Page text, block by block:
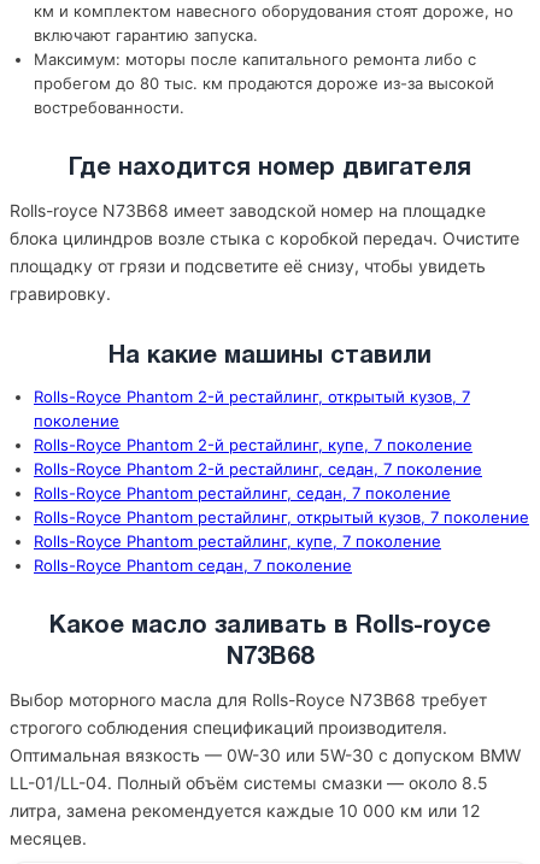
км и комплектом навесного оборудования стоят дороже, но
включают гарантию запуска.
Максимум: моторы после капитального ремонта либо с
пробегом до 80 тыс. км продаются дороже из-за высокой
востребованности.
Где находится номер двигателя
Rolls-royce N73B68 имеет заводской номер на площадке
блока цилиндров возле стыка с коробкой передач. Очистите
площадку от грязи и подсветите её снизу, чтобы увидеть
гравировку.
На какие машины ставили
Rolls-Royce Phantom 2-й рестайлинг, открытый кузов, 7
поколение
Rolls-Royce Phantom 2-й рестайлинг, купе, 7 поколение
Rolls-Royce Phantom 2-й рестайлинг, седан, 7 поколение
Rolls-Royce Phantom рестайлинг, седан, 7 поколение
Rolls-Royce Phantom рестайлинг, открытый кузов, 7 поколение
Rolls-Royce Phantom рестайлинг, купе, 7 поколение
Rolls-Royce Phantom седан, 7 поколение
Какое масло заливать в Rolls-royce
N73B68
Выбор моторного масла для Rolls-Royce N73B68 требует
строгого соблюдения спецификаций производителя.
Оптимальная вязкость — 0W-30 или 5W-30 с допуском BMW
LL-01/LL-04. Полный объём системы смазки — около 8.5
литра, замена рекомендуется каждые 10 000 км или 12
месяцев.